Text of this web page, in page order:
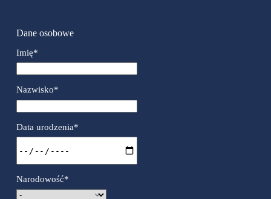
Dane osobowe
Imię*
Nazwisko*
Data urodzenia*
Narodowość*